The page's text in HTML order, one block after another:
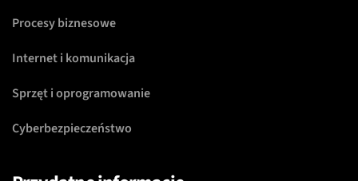
Procesy biznesowe
Internet i komunikacja
Sprzęt i oprogramowanie
Cyberbezpieczeństwo